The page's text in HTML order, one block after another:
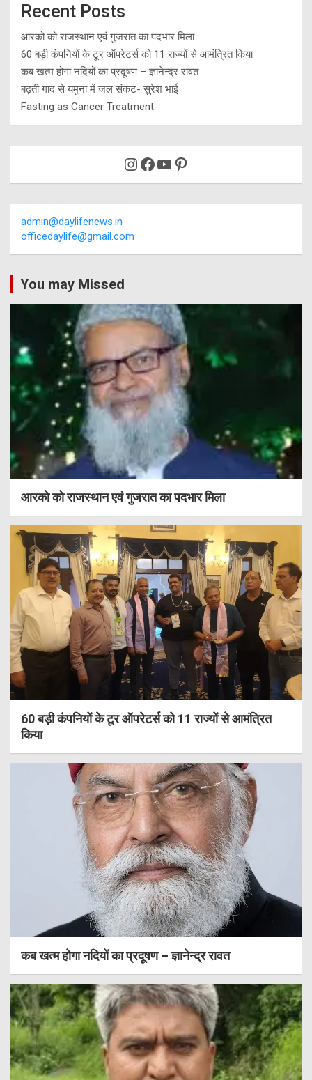
Recent Posts
आरको को राजस्थान एवं गुजरात का पदभार मिला
60 बड़ी कंपनियों के टूर ऑपरेटर्स को 11 राज्यों से आमंत्रित किया
कब खत्म होगा नदियों का प्रदूषण – ज्ञानेन्द्र रावत
बढ़ती गाद से यमुना में जल संकट- सुरेश भाई
Fasting as Cancer Treatment
Instagram
Facebook
YouTube
Pinterest
admin@daylifenews.in
officedaylife@gmail.com
You may Missed
आरको को राजस्थान एवं गुजरात का पदभार मिला
60 बड़ी कंपनियों के टूर ऑपरेटर्स को 11 राज्यों से आमंत्रित
किया
कब खत्म होगा नदियों का प्रदूषण – ज्ञानेन्द्र रावत